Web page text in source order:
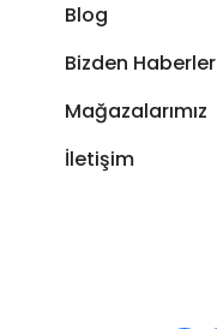
Blog
Bizden Haberler
Mağazalarımız
İletişim